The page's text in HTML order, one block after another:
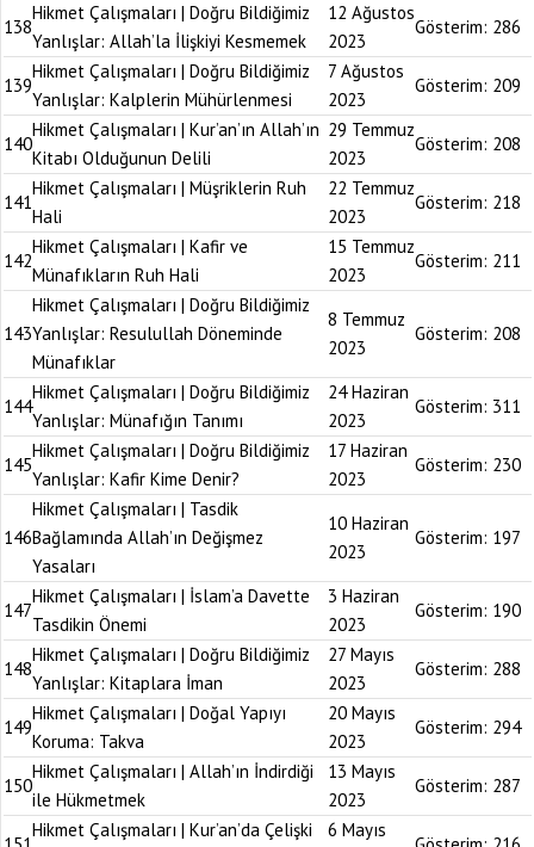
138
Hikmet Çalışmaları | Doğru Bildiğimiz
Yanlışlar: Allah’la İlişkiyi Kesmemek
12 Ağustos
2023
Gösterim: 286
139
Hikmet Çalışmaları | Doğru Bildiğimiz
Yanlışlar: Kalplerin Mühürlenmesi
7 Ağustos
2023
Gösterim: 209
140
Hikmet Çalışmaları | Kur’an’ın Allah’ın
Kitabı Olduğunun Delili
29 Temmuz
2023
Gösterim: 208
141
Hikmet Çalışmaları | Müşriklerin Ruh
Hali
22 Temmuz
2023
Gösterim: 218
142
Hikmet Çalışmaları | Kafir ve
Münafıkların Ruh Hali
15 Temmuz
2023
Gösterim: 211
143
Hikmet Çalışmaları | Doğru Bildiğimiz
Yanlışlar: Resulullah Döneminde
Münafıklar
8 Temmuz
2023
Gösterim: 208
144
Hikmet Çalışmaları | Doğru Bildiğimiz
Yanlışlar: Münafığın Tanımı
24 Haziran
2023
Gösterim: 311
145
Hikmet Çalışmaları | Doğru Bildiğimiz
Yanlışlar: Kafir Kime Denir?
17 Haziran
2023
Gösterim: 230
146
Hikmet Çalışmaları | Tasdik
Bağlamında Allah’ın Değişmez
Yasaları
10 Haziran
2023
Gösterim: 197
147
Hikmet Çalışmaları | İslam’a Davette
Tasdikin Önemi
3 Haziran
2023
Gösterim: 190
148
Hikmet Çalışmaları | Doğru Bildiğimiz
Yanlışlar: Kitaplara İman
27 Mayıs
2023
Gösterim: 288
149
Hikmet Çalışmaları | Doğal Yapıyı
Koruma: Takva
20 Mayıs
2023
Gösterim: 294
150
Hikmet Çalışmaları | Allah’ın İndirdiği
ile Hükmetmek
13 Mayıs
2023
Gösterim: 287
Hikmet Çalışmaları | Kur’an’da Çelişki
6 Mayıs